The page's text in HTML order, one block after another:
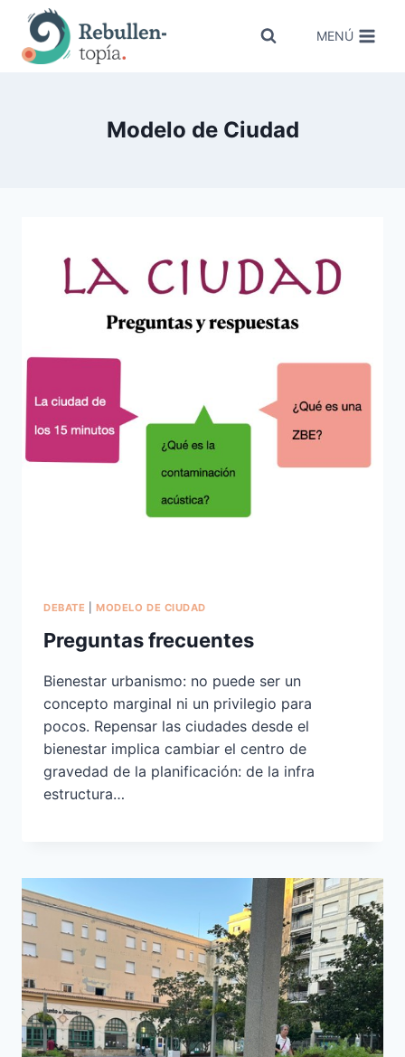
Saltar
contenido
MENÚ
Modelo de Ciudad
DEBATE |MODELO DE CIUDAD
Preguntas frecuentes
Bienestar urbanismo: no puede ser un
concepto marginal ni un privilegio para
pocos. Repensar las ciudades desde el
bienestar implica cambiar el centro de
gravedad de la planificación: de la infra
estructura…